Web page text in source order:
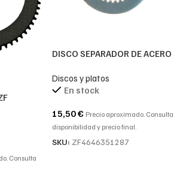
Consulta
DISCO SEPARADOR DE ACERO
4146.351.287-4146 351 287
Discos y platos
En stock
15,50€ Precio aproximado. Consulta
disponibilidad y precio final.
SKU: ZF4646351287